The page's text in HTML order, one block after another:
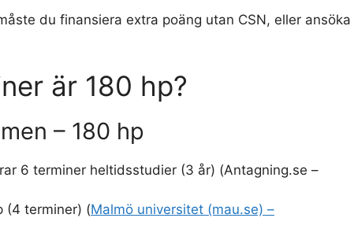
du finansiera extra poäng utan CSN, eller ansöka
är 180 hp?
– 180 hp
6 terminer heltidsstudier (3 år) (Antagning.se –
(4 terminer) (Malmö universitet (mau.se) –